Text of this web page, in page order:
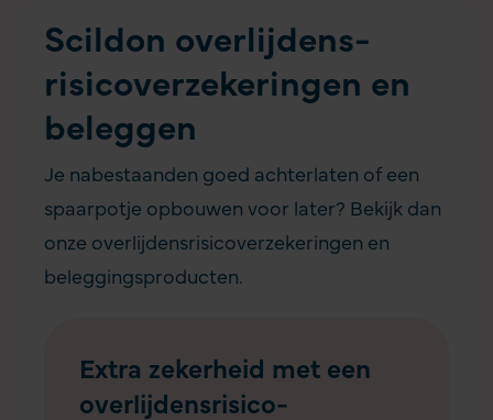
Scildon overlijdens­
risicoverzekeringen en
beleggen
Je nabestaanden goed achterlaten of een
spaarpotje opbouwen voor later? Bekijk dan
onze overlijdensrisicoverzekeringen en
beleggingsproducten.
Extra zekerheid met een
overlijdensrisico­